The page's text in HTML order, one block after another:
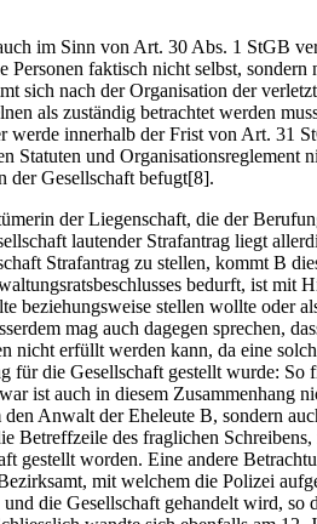
im Sinn von Art. 30 Abs. 1 StGB
faktisch nicht selbst,
sich nach der Organisation der
als zuständig betrachtet werden
werde innerhalb der Frist von Art. 31
und
der Gesellschaft befugt[8].
der Liegenschaft, die der
lautender Strafantrag liegt
Strafantrag zu stellen, kommt B
bedurft, ist
beziehungsweise stellen wollte oder
mag auch dagegen sprechen,
erfüllt werden kann, da eine
für die Gesellschaft gestellt wurde:
ist auch in diesem Zusammenhang
Anwalt der Eheleute B, sondern
des fraglichen
gestellt worden. Eine andere
mit welchem die Polizei
die Gesellschaft gehandelt wird, so